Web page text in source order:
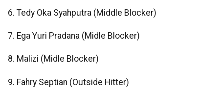
6. Tedy Oka Syahputra (Middle Blocker)
7. Ega Yuri Pradana (Midle Blocker)
8. Malizi (Midle Blocker)
9. Fahry Septian (Outside Hitter)